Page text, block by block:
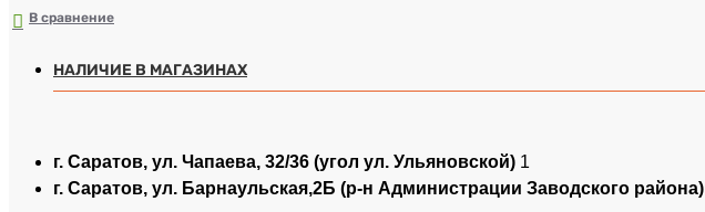
В сравнение
НАЛИЧИЕ В МАГАЗИНАХ
г. Саратов, ул. Чапаева, 32/36 (угол ул. Ульяновской) 1
г. Саратов, ул. Барнаульская,2Б (р-н Администрации Заводского района)